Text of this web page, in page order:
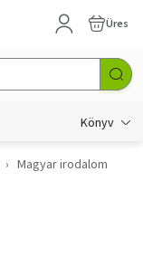
Üres
Könyv
Magyar irodalom